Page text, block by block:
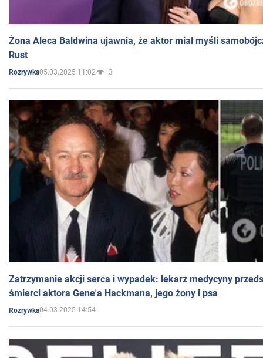
Żona Aleca Baldwina ujawnia, że aktor miał myśli
Rust
Rozrywka05.03.2025 11:02 3
Zatrzymanie akcji serca i wypadek: lekarz medycyny
śmierci aktora Gene'a Hackmana, jego żony i psa
Rozrywka04.03.2025 14:54